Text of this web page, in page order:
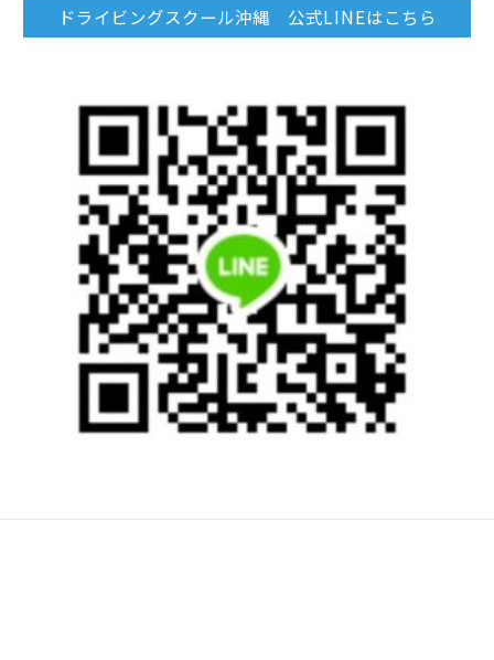
ドライビングスクール沖縄 公式LINEはこちら